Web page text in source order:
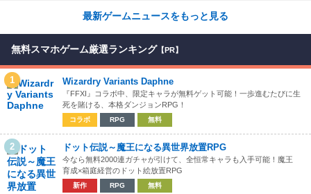
最新ゲームニュースをもっと見る
無料スマホゲーム厳選ランキング 【PR】
1 Wizardry Variants Daphne
『FFXI』コラボ中、限定キャラが無料ゲット可能！一歩進むたびに生
死を賭ける、本格ダンジョンRPG！
コラボ RPG 無料
2 ドット伝説～魔王になる異世界放置RPG
今なら無料2000連ガチャが引けて、全恒常キャラも入手可能！魔王
育成×箱庭経営のドット絵放置RPG
新作 RPG 無料